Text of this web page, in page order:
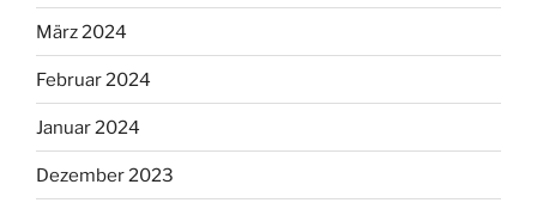
März 2024
Februar 2024
Januar 2024
Dezember 2023